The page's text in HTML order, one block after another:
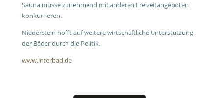
Sauna müsse zunehmend mit anderen Freizeitangeboten
konkurrieren.
Niederstein hofft auf weitere wirtschaftliche Unterstützung
der Bäder durch die Politik.
www.interbad.de